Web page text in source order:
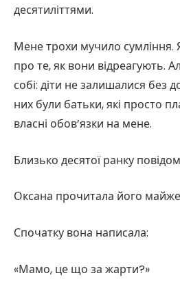
десятиліттями.
Мене трохи мучило сумління.
про те, як вони відреагують.
собі: діти не залишалися без
них були батьки, які просто
власні обов’язки на мене.
Близько десятої ранку
Оксана прочитала його
Спочатку вона написала:
«Мамо, це що за жарти?»